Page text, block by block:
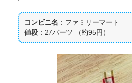
コンビニ名 ：ファミリーマート
値段 ：27バーツ （約95円）